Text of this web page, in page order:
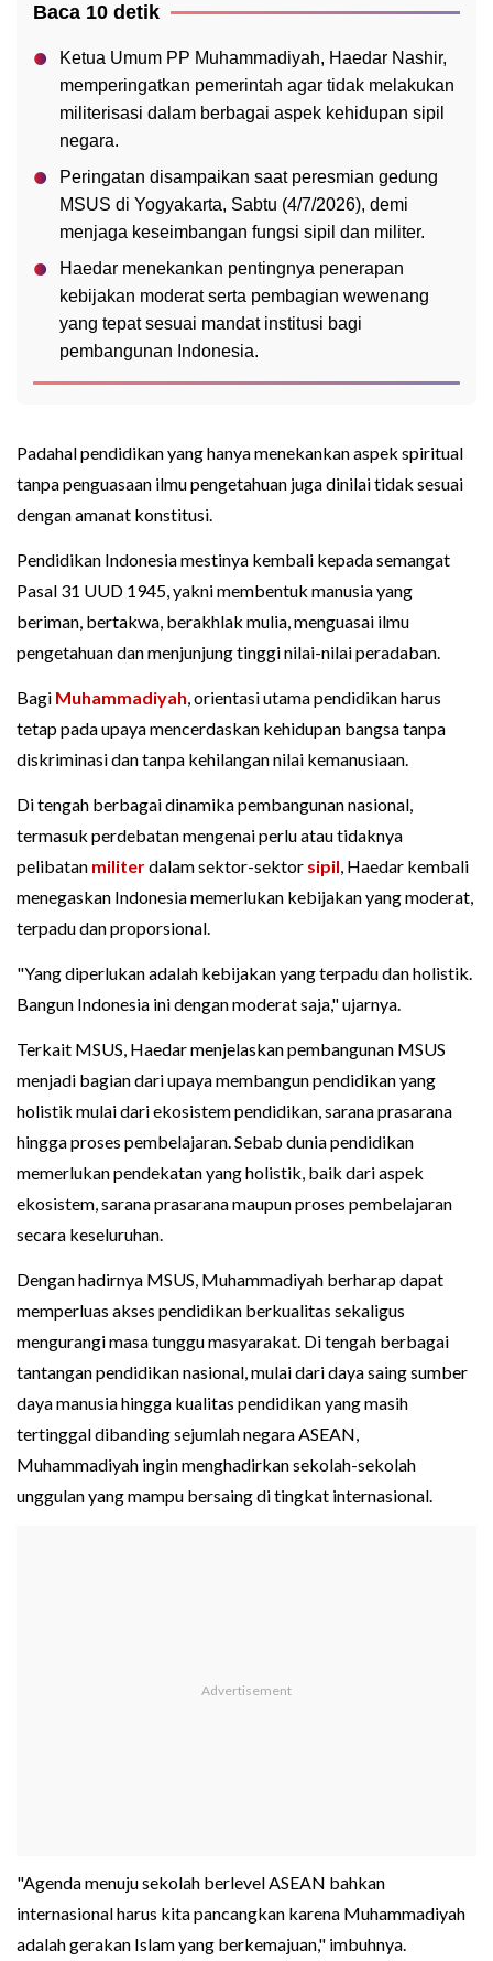
Baca 10 detik
Ketua Umum PP Muhammadiyah, Haedar Nashir,
memperingatkan pemerintah agar tidak melakukan
militerisasi dalam berbagai aspek kehidupan sipil
negara.
Peringatan disampaikan saat peresmian gedung
MSUS di Yogyakarta, Sabtu (4/7/2026), demi
menjaga keseimbangan fungsi sipil dan militer.
Haedar menekankan pentingnya penerapan
kebijakan moderat serta pembagian wewenang
yang tepat sesuai mandat institusi bagi
pembangunan Indonesia.
Padahal pendidikan yang hanya menekankan aspek spiritual
tanpa penguasaan ilmu pengetahuan juga dinilai tidak sesuai
dengan amanat konstitusi.
Pendidikan Indonesia mestinya kembali kepada semangat
Pasal 31 UUD 1945, yakni membentuk manusia yang
beriman, bertakwa, berakhlak mulia, menguasai ilmu
pengetahuan dan menjunjung tinggi nilai-nilai peradaban.
Bagi Muhammadiyah, orientasi utama pendidikan harus
tetap pada upaya mencerdaskan kehidupan bangsa tanpa
diskriminasi dan tanpa kehilangan nilai kemanusiaan.
Di tengah berbagai dinamika pembangunan nasional,
termasuk perdebatan mengenai perlu atau tidaknya
pelibatan militerdalam sektor-sektor sipil, Haedar kembali
menegaskan Indonesia memerlukan kebijakan yang moderat,
terpadu dan proporsional.
"Yang diperlukan adalah kebijakan yang terpadu dan holistik.
Bangun Indonesia ini dengan moderat saja," ujarnya.
Terkait MSUS, Haedar menjelaskan pembangunan MSUS
menjadi bagian dari upaya membangun pendidikan yang
holistik mulai dari ekosistem pendidikan, sarana prasarana
hingga proses pembelajaran. Sebab dunia pendidikan
memerlukan pendekatan yang holistik, baik dari aspek
ekosistem, sarana prasarana maupun proses pembelajaran
secara keseluruhan.
Dengan hadirnya MSUS, Muhammadiyah berharap dapat
memperluas akses pendidikan berkualitas sekaligus
mengurangi masa tunggu masyarakat. Di tengah berbagai
tantangan pendidikan nasional, mulai dari daya saing sumber
daya manusia hingga kualitas pendidikan yang masih
tertinggal dibanding sejumlah negara ASEAN,
Muhammadiyah ingin menghadirkan sekolah-sekolah
unggulan yang mampu bersaing di tingkat internasional.
"Agenda menuju sekolah berlevel ASEAN bahkan
internasional harus kita pancangkan karena Muhammadiyah
adalah gerakan Islam yang berkemajuan," imbuhnya.